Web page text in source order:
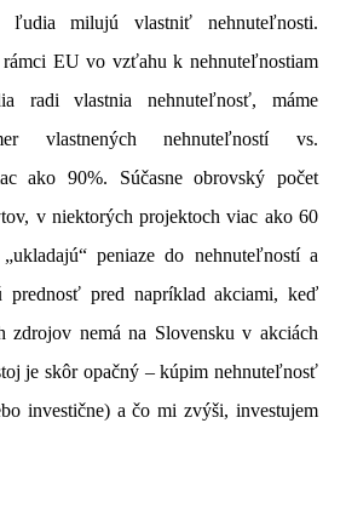
ľudia milujú vlastniť nehnuteľnosti.
EU vo vzťahu k nehnuteľnostiam
radi vlastnia nehnuteľnosť, máme
vlastnených nehnuteľností vs.
ako 90%. Súčasne obrovský počet
v niektorých projektoch viac ako 60
peniaze do nehnuteľností a
prednosť pred napríklad akciami, keď
zdrojov nemá na Slovensku v akciách
je skôr opačný – kúpim nehnuteľnosť
investične) a čo mi zvýši, investujem